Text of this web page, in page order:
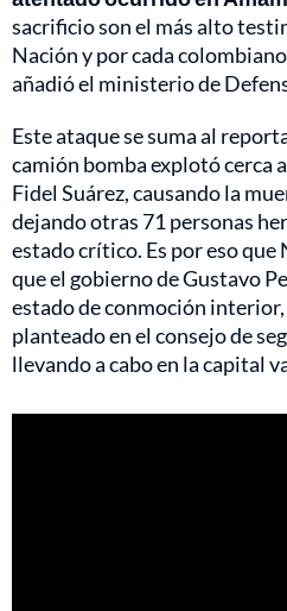
sacrificio son el más alto
Nación y por cada
añadió el ministerio de
Este ataque se suma al
camión bomba explotó cerca
Fidel Suárez, causando la
dejando otras 71 personas
estado crítico. Es por eso
que el gobierno de Gustavo
estado de conmoción interior,
planteado en el consejo de
llevando a cabo en la capital